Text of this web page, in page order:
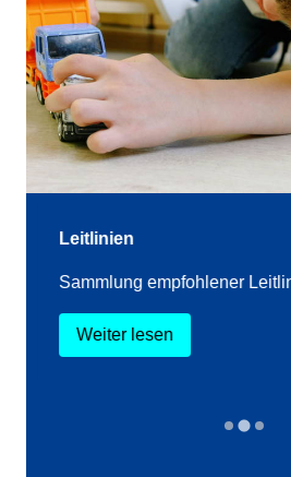
Leitlinien
Sammlung empfohlener
Weiter lesen